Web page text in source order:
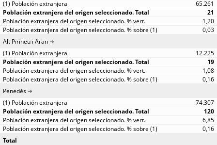
65.261
21
1,20
0,03
Alt Pirineu i Aran
12.225
19
1,08
0,16
Penedès
74.307
120
6,85
0,16
Total